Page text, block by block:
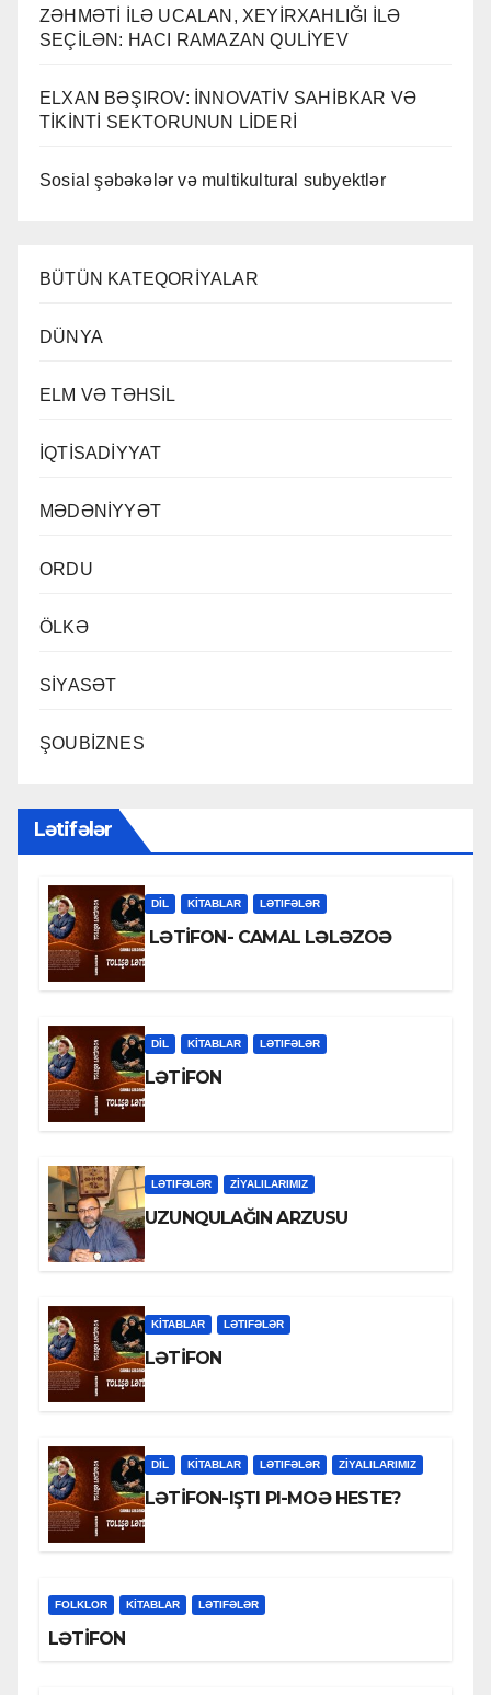
ZƏHMƏTİ İLƏ UCALAN, XEYİRXAHLIĞI İLƏ
SEÇİLƏN: HACI RAMAZAN QULİYEV
ELXAN BƏŞIROV: İNNOVATİV SAHİBKAR VƏ
TİKİNTİ SEKTORUNUN LİDERİ
Sosial şəbəkələr və multikultural subyektlər
BÜTÜN KATEQORİYALAR
DÜNYA
ELM VƏ TƏHSİL
İQTİSADİYYAT
MƏDƏNİYYƏT
ORDU
ÖLKƏ
SİYASƏT
ŞOUBİZNES
Lətifələr
DİL KİTABLAR LƏTIFƏLƏR
LƏTİFON- CAMAL LƏLƏZOƏ
DİL KİTABLAR LƏTIFƏLƏR
LƏTİFON
LƏTIFƏLƏR ZİYALILARIMIZ
UZUNQULAĞIN ARZUSU
KİTABLAR LƏTIFƏLƏR
LƏTİFON
DİL KİTABLAR LƏTIFƏLƏR ZİYALILARIMIZ
LƏTİFON-IŞTI PI-MOƏ HESTE?
FOLKLOR KİTABLAR LƏTIFƏLƏR
LƏTİFON